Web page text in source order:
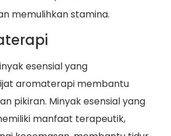
memulihkan stamina.
esensial yang
aromaterapi membantu
pikiran. Minyak esensial yang
manfaat terapeutik,